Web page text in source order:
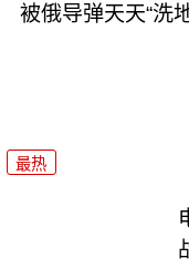
被俄导弹天天“洗
最热